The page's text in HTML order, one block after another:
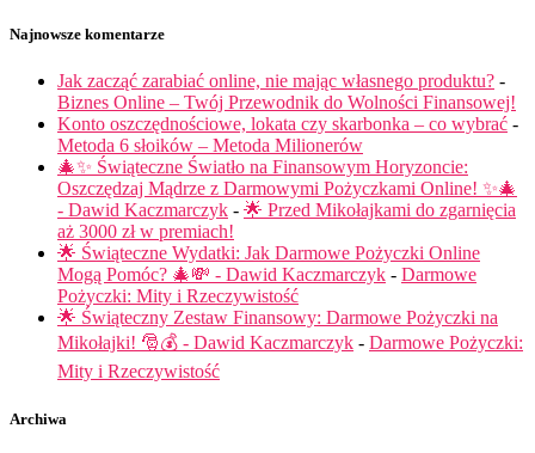
Najnowsze komentarze
Jak zacząć zarabiać online, nie mając własnego produktu? -
Biznes Online – Twój Przewodnik do Wolności Finansowej!
Konto oszczędnościowe, lokata czy skarbonka – co wybrać -
Metoda 6 słoików – Metoda Milionerów
🎄✨ Świąteczne Światło na Finansowym Horyzoncie:
Oszczędzaj Mądrze z Darmowymi Pożyczkami Online! ✨🎄
- Dawid Kaczmarczyk - 🌟 Przed Mikołajkami do zgarnięcia
aż 3000 zł w premiach!
🌟 Świąteczne Wydatki: Jak Darmowe Pożyczki Online
Mogą Pomóc? 🎄💸 - Dawid Kaczmarczyk - Darmowe
Pożyczki: Mity i Rzeczywistość
🌟 Świąteczny Zestaw Finansowy: Darmowe Pożyczki na
Mikołajki! 🎅💰 - Dawid Kaczmarczyk - Darmowe Pożyczki:
Mity i Rzeczywistość
Archiwa